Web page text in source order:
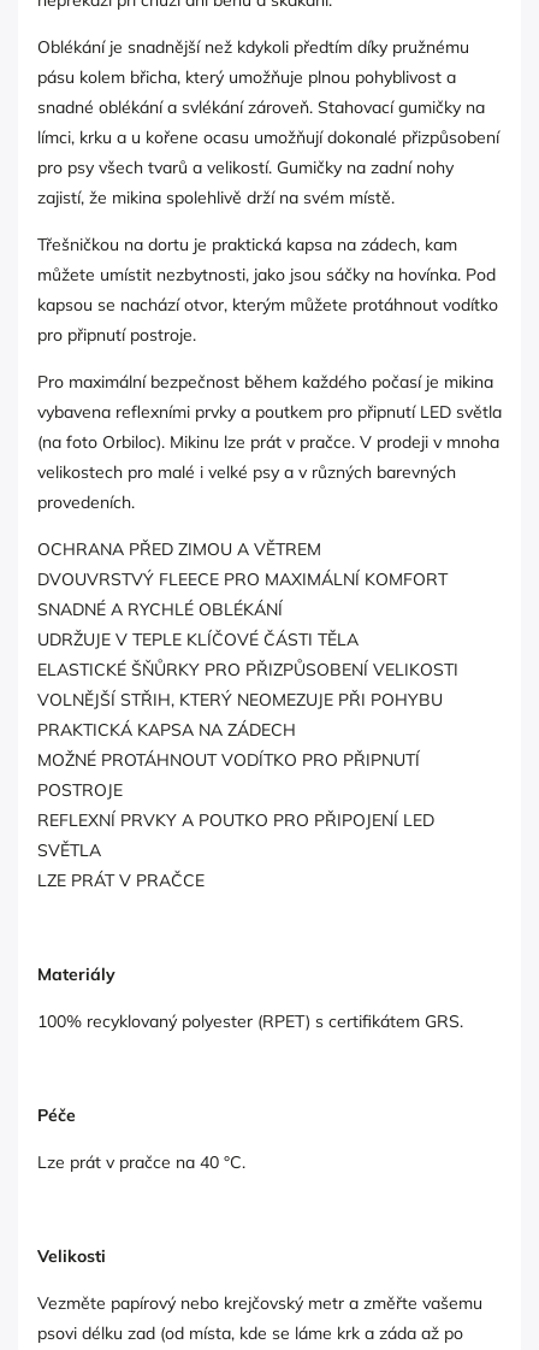
Oblékání je snadnější než kdykoli předtím díky pružnému
pásu kolem břicha, který umožňuje plnou pohyblivost a
snadné oblékání a svlékání zároveň. Stahovací gumičky na
límci, krku a u kořene ocasu umožňují dokonalé přizpůsobení
pro psy všech tvarů a velikostí. Gumičky na zadní nohy
zajistí, že mikina spolehlivě drží na svém místě.
Třešničkou na dortu je praktická kapsa na zádech, kam
můžete umístit nezbytnosti, jako jsou sáčky na hovínka. Pod
kapsou se nachází otvor, kterým můžete protáhnout vodítko
pro připnutí postroje.
Pro maximální bezpečnost během každého počasí je mikina
vybavena reflexními prvky a poutkem pro připnutí LED světla
(na foto Orbiloc). Mikinu lze prát v pračce. V prodeji v mnoha
velikostech pro malé i velké psy a v různých barevných
provedeních.
OCHRANA PŘED ZIMOU A VĚTREM
DVOUVRSTVÝ FLEECE PRO MAXIMÁLNÍ KOMFORT
SNADNÉ A RYCHLÉ OBLÉKÁNÍ
UDRŽUJE V TEPLE KLÍČOVÉ ČÁSTI TĚLA
ELASTICKÉ ŠŇŮRKY PRO PŘIZPŮSOBENÍ VELIKOSTI
VOLNĚJŠÍ STŘIH, KTERÝ NEOMEZUJE PŘI POHYBU
PRAKTICKÁ KAPSA NA ZÁDECH
MOŽNÉ PROTÁHNOUT VODÍTKO PRO PŘIPNUTÍ
POSTROJE
REFLEXNÍ PRVKY A POUTKO PRO PŘIPOJENÍ LED
SVĚTLA
LZE PRÁT V PRAČCE
Materiály
100% recyklovaný polyester (RPET) s certifikátem GRS.
Péče
Lze prát v pračce na 40 °C.
Velikosti
Vezměte papírový nebo krejčovský metr a změřte vašemu
psovi délku zad (od místa, kde se láme krk a záda až po